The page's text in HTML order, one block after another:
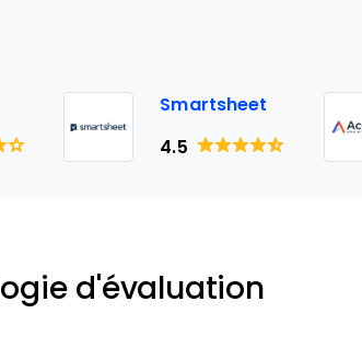
Smartsheet
4.5
d'évaluation